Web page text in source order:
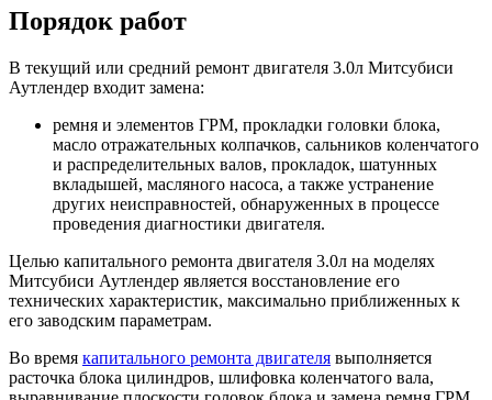
Порядок работ
В текущий или средний ремонт двигателя 3.0л Митсубиси
Аутлендер входит замена:
ремня и элементов ГРМ, прокладки головки блока,
масло отражательных колпачков, сальников коленчатого
и распределительных валов, прокладок, шатунных
вкладышей, масляного насоса, а также устранение
других неисправностей, обнаруженных в процессе
проведения диагностики двигателя.
Целью капитального ремонта двигателя 3.0л на моделях
Митсубиси Аутлендер является восстановление его
технических характеристик, максимально приближенных к
его заводским параметрам.
Во время капитального ремонта двигателя выполняется
расточка блока цилиндров, шлифовка коленчатого вала,